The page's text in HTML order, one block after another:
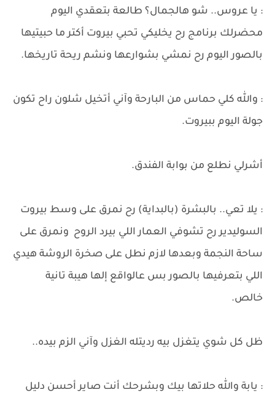
: يا عروس.. شو هالجمال؟ طالعة بتعقدي اليوم
محضرلك برنامج رح يخليكي تحبي بيروت أكتر ما حبيتيها
بالصور اليوم رح نمشي بشوارعها ونشم ريحة تاريخها.
: والله كلي حماس من البارحة وآني أتخيل شلون راح تكون
جولة اليوم ببيروت.
​أشرلي نطلع من بوابة الفندق.
: يلا تعي.. بالبشرة (بالبداية) رح نمرق على وسط بيروت
السوليدير رح تشوفي العمار اللي بيرد الروح ونمرق على
ساحة النجمة وبعدها لازم نطل على صخرة الروشة هيدي
اللي بتعرفيها بالصور بس عالواقع إلها هيبة تانية
خالص.
ظل كل شوي يتغزل بيه رديتله الغزل وآني الزم بيده..
: يابة والله حلاتها بيك وبشرحك أنت صاير أحسن دليل